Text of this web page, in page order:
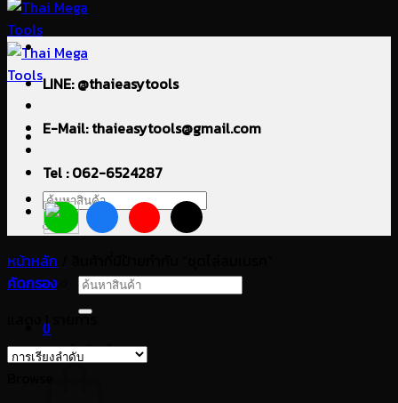
ค้นหา:
ค้นหา:
0
ตะกร้าสินค้า
LINE: @thaieasytools
E-Mail: thaieasytools@gmail.com
Tel : 062-6524287
หน้าหลัก
คัดกรอง
แสดง 1 รายการ